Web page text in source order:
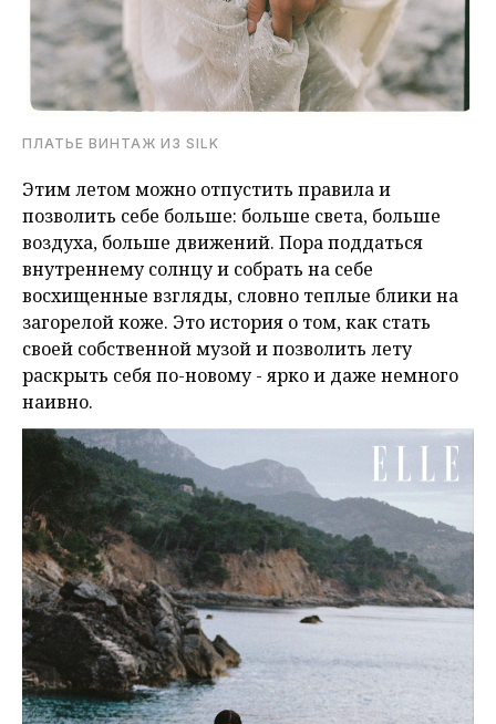
ПЛАТЬЕ ВИНТАЖ ИЗ SILK
Этим летом можно отпустить правила и
позволить себе больше: больше света, больше
воздуха, больше движений. Пора поддаться
внутреннему солнцу и собрать на себе
восхищенные взгляды, словно теплые блики на
загорелой коже. Это история о том, как стать
своей собственной музой и позволить лету
раскрыть себя по-новому - ярко и даже немного
наивно.